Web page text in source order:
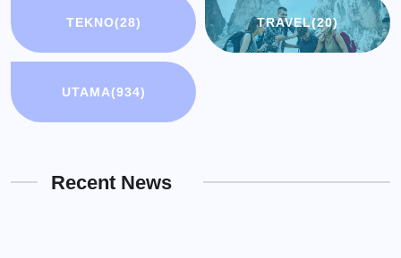
TEKNO(28) TRAVEL(20)
UTAMA(934)
Recent News